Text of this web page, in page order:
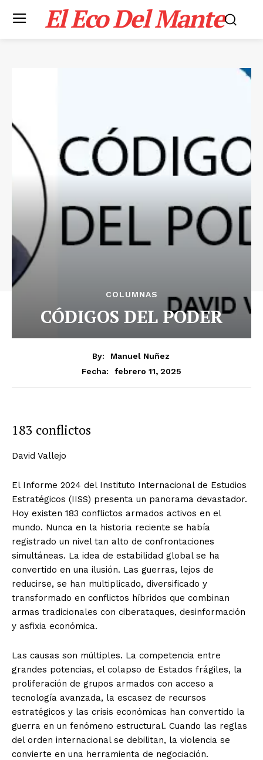
El Eco Del Mante
COLUMNAS
CÓDIGOS DEL PODER
By:
Manuel Nuñez
Fecha:
febrero 11, 2025
183 conflictos
David Vallejo
El Informe 2024 del Instituto Internacional de Estudios
Estratégicos (IISS) presenta un panorama devastador.
Hoy existen 183 conflictos armados activos en el
mundo. Nunca en la historia reciente se había
registrado un nivel tan alto de confrontaciones
simultáneas. La idea de estabilidad global se ha
convertido en una ilusión. Las guerras, lejos de
reducirse, se han multiplicado, diversificado y
transformado en conflictos híbridos que combinan
armas tradicionales con ciberataques, desinformación
y asfixia económica.
Las causas son múltiples. La competencia entre
grandes potencias, el colapso de Estados frágiles, la
proliferación de grupos armados con acceso a
tecnología avanzada, la escasez de recursos
estratégicos y las crisis económicas han convertido la
guerra en un fenómeno estructural. Cuando las reglas
del orden internacional se debilitan, la violencia se
convierte en una herramienta de negociación.